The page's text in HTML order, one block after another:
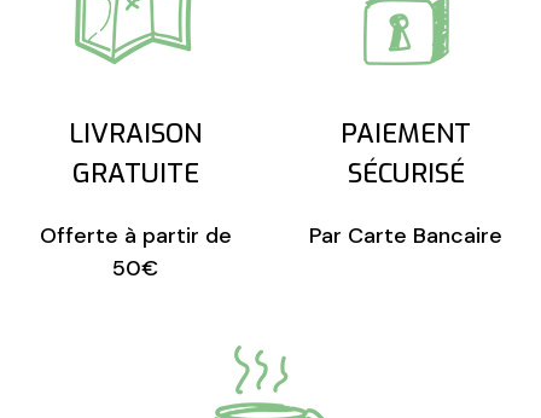
LIVRAISON
GRATUITE
Offerte à partir de
50€
PAIEMENT
SÉCURISÉ
Par Carte Bancaire